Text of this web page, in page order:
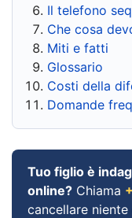
Il telefono
Che cosa
Miti e fatti
Glossario
Costi della
Domande
Tuo figlio è
online? Chiama
cancellare